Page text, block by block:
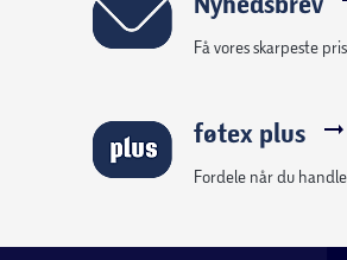
Få vores skarpeste
føtex plus
Fordele når du